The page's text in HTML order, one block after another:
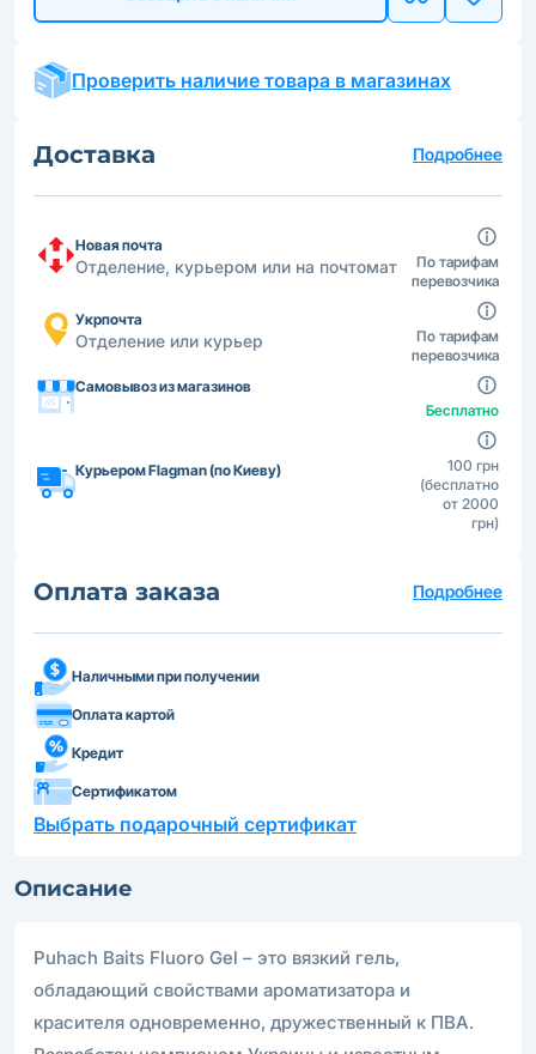
Проверить наличие товара в магазинах
Доставка Подробнее
Новая почта
Отделение, курьером или на почтомат
По тарифам
перевозчика
Укрпочта
Отделение или курьер
По тарифам
перевозчика
Самовывоз из магазинов
Бесплатно
Курьером Flagman (по Киеву)
100 грн
(бесплатно
от 2000
грн)
Оплата заказа Подробнее
Наличными при получении
Оплата картой
Кредит
Сертификатом
Выбрать подарочный сертификат
Описание
Puhach Baits Fluoro Gel – это вязкий гель,
обладающий свойствами ароматизатора и
красителя одновременно, дружественный к ПВА.